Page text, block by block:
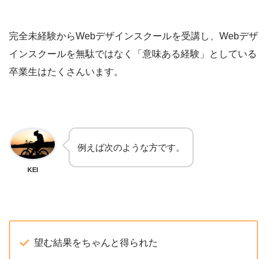
完全未経験からWebデザインスクールを受講し、Webデザ
インスクールを無駄ではなく「意味ある経験」としている
卒業生はたくさんいます。
KEI
例えば次のような方です。
望む結果をちゃんと得られた